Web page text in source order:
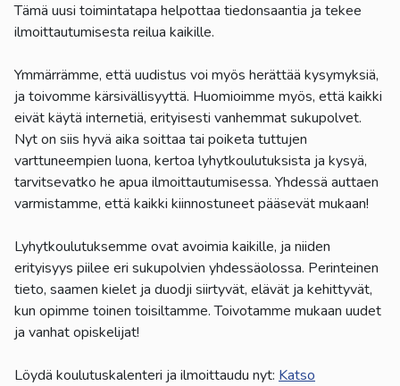
Tämä uusi toimintatapa helpottaa tiedonsaantia ja tekee
ilmoittautumisesta reilua kaikille.
Ymmärrämme, että uudistus voi myös herättää kysymyksiä,
ja toivomme kärsivällisyyttä. Huomioimme myös, että kaikki
eivät käytä internetiä, erityisesti vanhemmat sukupolvet.
Nyt on siis hyvä aika soittaa tai poiketa tuttujen
varttuneempien luona, kertoa lyhytkoulutuksista ja kysyä,
tarvitsevatko he apua ilmoittautumisessa. Yhdessä auttaen
varmistamme, että kaikki kiinnostuneet pääsevät mukaan!
Lyhytkoulutuksemme ovat avoimia kaikille, ja niiden
erityisyys piilee eri sukupolvien yhdessäolossa. Perinteinen
tieto, saamen kielet ja duodji siirtyvät, elävät ja kehittyvät,
kun opimme toinen toisiltamme. Toivotamme mukaan uudet
ja vanhat opiskelijat!
Löydä koulutuskalenteri ja ilmoittaudu nyt: Katso